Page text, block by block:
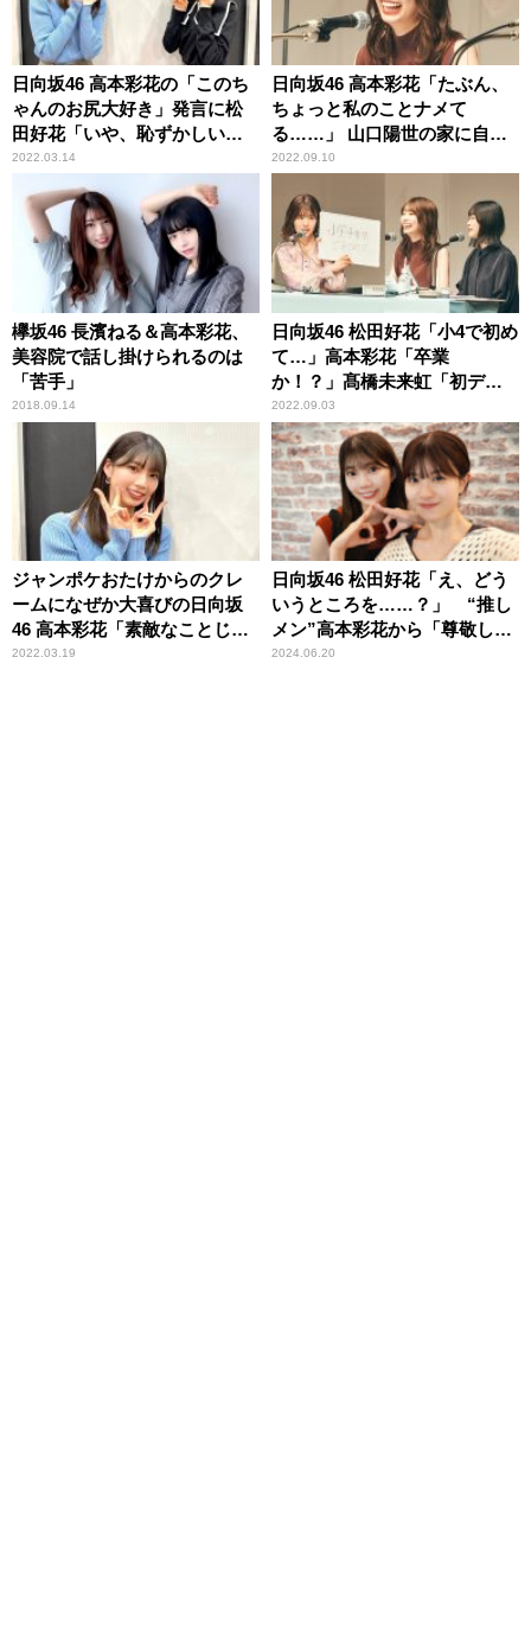
日向坂46 高本彩花の「このち
ゃんのお尻大好き」発言に松
田好花「いや、恥ずかしい！
（笑）」
2022.03.14
日向坂46 高本彩花「たぶん、
ちょっと私のことナメて
る……」 山口陽世の家に自分
だけ入れてもらえずショック
2022.09.10
欅坂46 長濱ねる＆高本彩花、
美容院で話し掛けられるのは
「苦手」
2018.09.14
日向坂46 松田好花「小4で初め
て…」高本彩花「卒業
か！？」髙橋未来虹「初デー
ト！」 どこにも出してない
新情報を続々公開の『日向坂
46松田好花の日向坂高校放送
部』公開収録イベントレポー
ト＜前編＞到着！
2022.09.03
ジャンポケおたけからのクレ
ームになぜか大喜びの日向坂
46 高本彩花「素敵なことじゃ
ないかなって」
2022.03.19
日向坂46 松田好花「え、どう
いうところを……？」 “推し
メン”高本彩花から「尊敬して
る」と伝えられる
2024.06.20